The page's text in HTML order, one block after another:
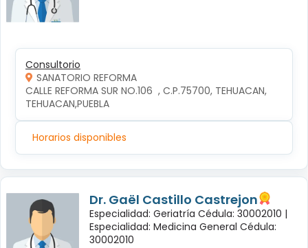
Consultorio
SANATORIO REFORMA
CALLE REFORMA SUR NO.106  , C.P.75700, TEHUACAN,
TEHUACAN,PUEBLA
Horarios disponibles
Dr. Gaël Castillo Castrejon
Especialidad: Geriatría Cédula: 30002010 |
Especialidad: Medicina General Cédula:
30002010